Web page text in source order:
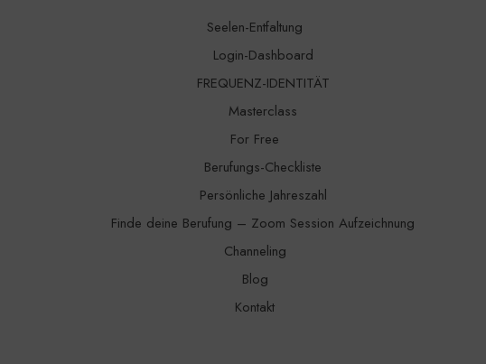
Seelen-Entfaltung
Login-Dashboard
FREQUENZ-IDENTITÄT
Masterclass
For Free
Berufungs-Checkliste
Persönliche Jahreszahl
Finde deine Berufung – Zoom Session Aufzeichnung
Channeling
Blog
Kontakt